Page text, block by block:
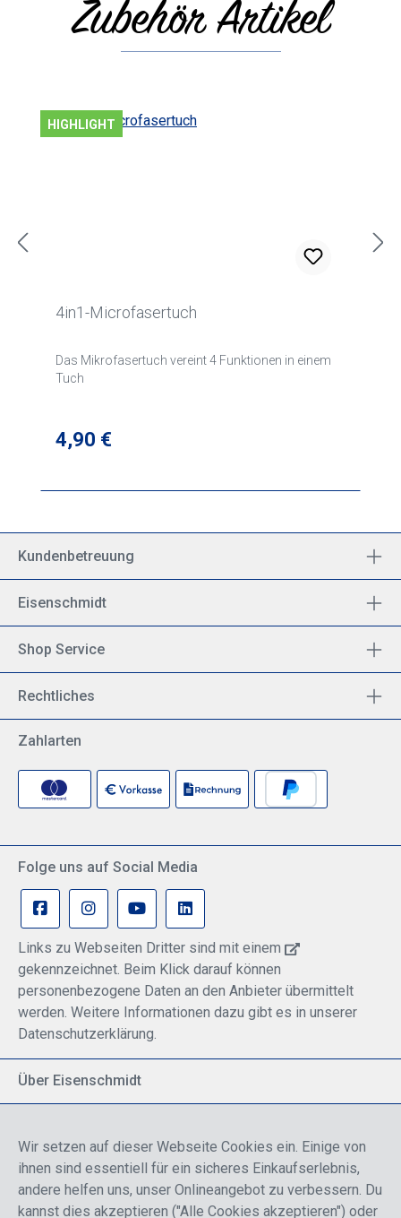
Zubehör Artikel
HIGHLIGHT
4in1-Microfasertuch
Das Mikrofasertuch vereint 4 Funktionen in einem
Tuch
Regulärer Preis:
4,90 €
Kundenbetreuung
Eisenschmidt
Shop Service
Rechtliches
Zahlarten
Folge uns auf Social Media
Links zu Webseiten Dritter sind mit einem
gekennzeichnet. Beim Klick darauf können
personenbezogene Daten an den Anbieter übermittelt
werden. Weitere Informationen dazu gibt es in unserer
Datenschutzerklärung.
Über Eisenschmidt
Breite Palette von Luftfahrtprodukten
Fokus auf Pilotenausbildung
Wir setzen auf dieser Webseite Cookies ein. Einige von
ihnen sind essentiell für ein sicheres Einkaufserlebnis,
andere helfen uns, unser Onlineangebot zu verbessern. Du
kannst dies akzeptieren ("Alle Cookies akzeptieren") oder